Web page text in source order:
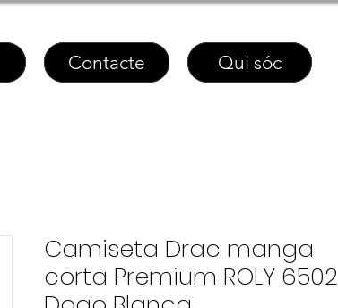
Contacte Qui sóc
Camiseta Drac manga
corta Premium ROLY 6502